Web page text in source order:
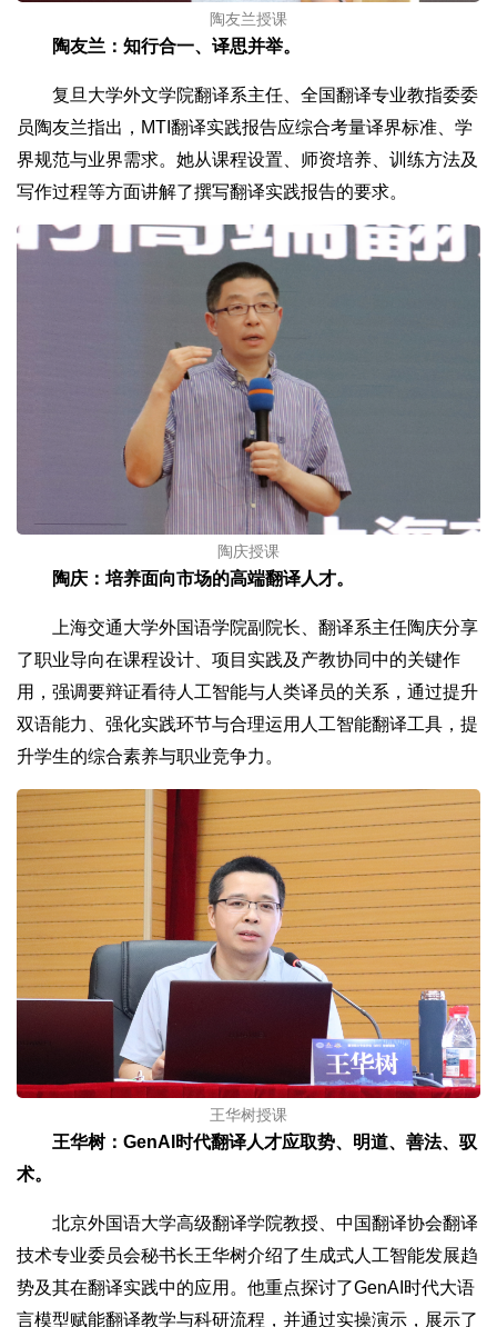
陶友兰授课
陶友兰：知行合一、译思并举。
复旦大学外文学院翻译系主任、全国翻译专业教指委委
员陶友兰指出，MTI翻译实践报告应综合考量译界标准、学
界规范与业界需求。她从课程设置、师资培养、训练方法及
写作过程等方面讲解了撰写翻译实践报告的要求。
陶庆授课
陶庆：培养面向市场的高端翻译人才。
上海交通大学外国语学院副院长、翻译系主任陶庆分享
了职业导向在课程设计、项目实践及产教协同中的关键作
用，强调要辩证看待人工智能与人类译员的关系，通过提升
双语能力、强化实践环节与合理运用人工智能翻译工具，提
升学生的综合素养与职业竞争力。
王华树授课
王华树：GenAI时代翻译人才应取势、明道、善法、驭
术。
北京外国语大学高级翻译学院教授、中国翻译协会翻译
技术专业委员会秘书长王华树介绍了生成式人工智能发展趋
势及其在翻译实践中的应用。他重点探讨了GenAI时代大语
言模型赋能翻译教学与科研流程，并通过实操演示，展示了